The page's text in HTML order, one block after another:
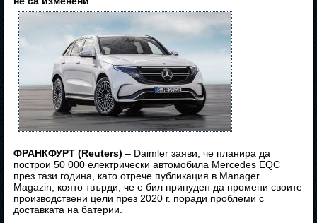
ФРАНКФУРТ (Reuters) – Daimler заяви, че планира да
построи 50 000 електрически автомобила Mercedes EQC
през тази година, като отрече публикация в Manager
Magazin, която твърди, че е бил принуден да промени своите
производствени цели през 2020 г. поради проблеми с
доставката на батерии.